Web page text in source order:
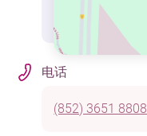
电话
(852) 3651 8808